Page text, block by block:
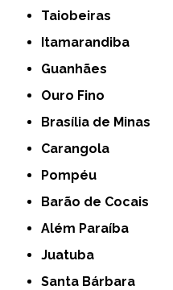
Taiobeiras
Itamarandiba
Guanhães
Ouro Fino
Brasília de Minas
Carangola
Pompéu
Barão de Cocais
Além Paraíba
Juatuba
Santa Bárbara